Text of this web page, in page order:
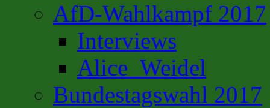
AfD-Wahlkampf 2017
Interviews
Alice_Weidel
Bundestagswahl 2017